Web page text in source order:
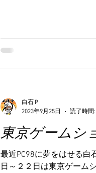
東京ゲームシ
最近PC98に夢をはせる白
日～２２日は東京ゲーム
白石Ｐ
2023年9月25日
読了時間